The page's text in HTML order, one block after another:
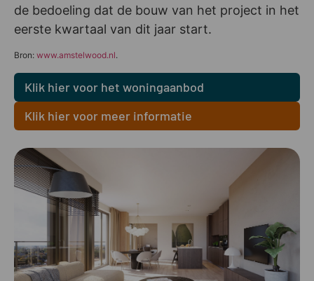
de bedoeling dat de bouw van het project in het
eerste kwartaal van dit jaar start.
Bron: www.amstelwood.nl.
Klik hier voor het woningaanbod
Klik hier voor meer informatie